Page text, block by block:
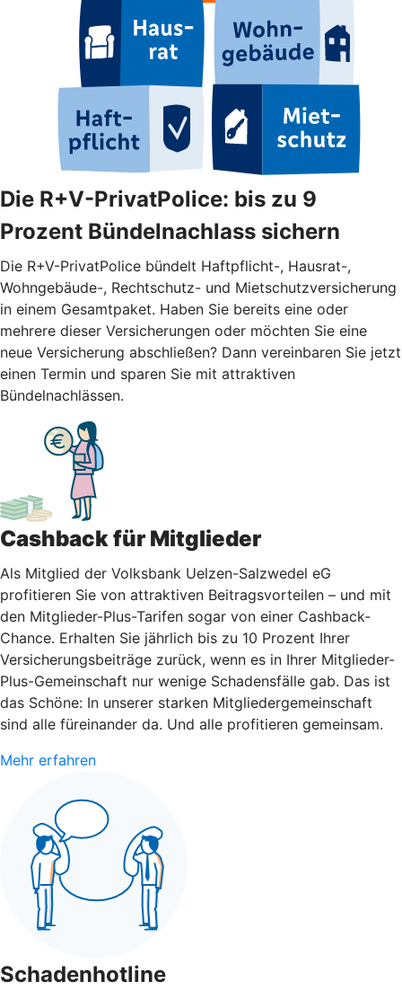
Die R+V-PrivatPolice: bis zu 9
Prozent Bündelnachlass sichern
Die R+V-PrivatPolice bündelt Haftpflicht-, Hausrat-,
Wohngebäude-, Rechtschutz- und Mietschutzversicherung
in einem Gesamtpaket. Haben Sie bereits eine oder
mehrere dieser Versicherungen oder möchten Sie eine
neue Versicherung abschließen? Dann vereinbaren Sie jetzt
einen Termin und sparen Sie mit attraktiven
Bündelnachlässen.
Cashback für Mitglieder
Als Mitglied der Volksbank Uelzen-Salzwedel eG
profitieren Sie von attraktiven Beitragsvorteilen – und mit
den Mitglieder-Plus-Tarifen sogar von einer Cashback-
Chance. Erhalten Sie jährlich bis zu 10 Prozent Ihrer
Versicherungsbeiträge zurück, wenn es in Ihrer Mitglieder-
Plus-Gemeinschaft nur wenige Schadensfälle gab. Das ist
das Schöne: In unserer starken Mitgliedergemeinschaft
sind alle füreinander da. Und alle profitieren gemeinsam.
Mehr erfahren
Schadenhotline